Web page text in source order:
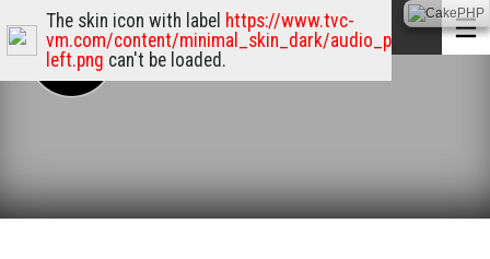
The skin icon with label https://www.tvc-
vm.com/content/minimal_skin_dark/audio_player_skin/
left.png can't be loaded.